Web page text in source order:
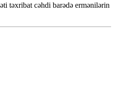
təxribat cəhdi barədə ermənilərin